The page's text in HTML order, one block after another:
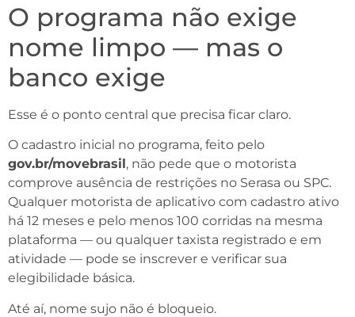
O programa não exige
nome limpo — mas o
banco exige
Esse é o ponto central que precisa ficar claro.
O cadastro inicial no programa, feito pelo
gov.br/movebrasil , não pede que o motorista
comprove ausência de restrições no Serasa ou SPC.
Qualquer motorista de aplicativo com cadastro ativo
há 12 meses e pelo menos 100 corridas na mesma
plataforma — ou qualquer taxista registrado e em
atividade — pode se inscrever e verificar sua
elegibilidade básica.
Até aí, nome sujo não é bloqueio.